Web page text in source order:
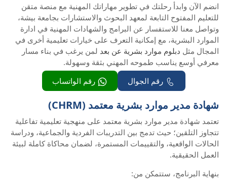
انضم الآن وابدأ رحلتك في تطوير مهاراتك المهنية مع منصة متقن
للتعليم المفتوح التابعة لمعهد البحوث والاستشارات بجامعة بيشة،
وتواصل معنا للاستفسار عن البرامج والشهادات المهنية في ادارة
الموارد البشرية، مع إمكانية التعرف على خيارات تعليمية أخرى في
المجال مثل دبلوم موارد بشرية عن بعد لمن يرغب في بناء مسار
معرفي أوسع يناسب طموحه المهني بثقة وسهولة.
رقم الجوال
رقم الواتساب
شهادة مدير موارد بشرية معتمد (CHRM)
تعتمد شهادة مدير موارد بشرية معتمد على منهجية تعليمية تفاعلية
تتجاوز التلقين؛ حيث تدمج بين التدريبات الفردية والجماعية، ودراسة
الحالات الواقعية، والتقييمات المستمرة، لضمان محاكاة كاملة لبيئة
العمل الحقيقية.
بنهاية البرنامج، ستتمكن من: